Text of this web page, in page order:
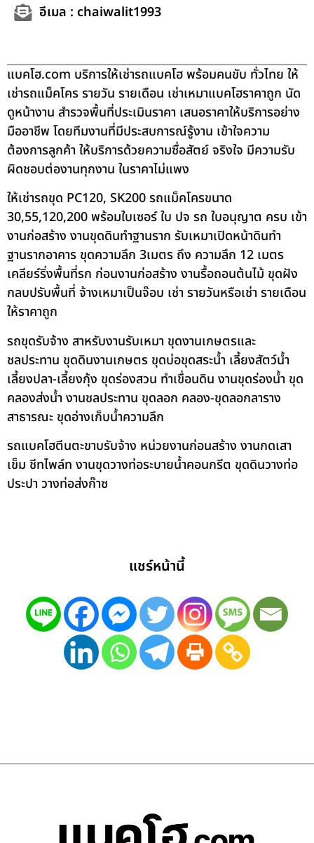
อีเมล : chaiwalit1993
แบคโฮ.com บริการให้เช่ารถแบคโฮ พร้อมคนขับ ทั่วไทย ให้
เช่ารถแม็คโคร รายวัน รายเดือน เช่าเหมาแบคโฮราคาถูก นัด
ดูหน้างาน สำรวจพื้นที่ประเมินราคา เสนอราคาให้บริการอย่าง
มืออาชีพ โดยทีมงานที่มีประสบการณ์รู้งาน เข้าใจความ
ต้องการลูกค้า ให้บริการด้วยความซื่อสัตย์ จริงใจ มีความรับ
ผิดชอบต่องานทุกงาน ในราคาไม่แพง
ให้เช่ารถขุด PC120, SK200 รถแม็คโครขนาด
30,55,120,200 พร้อมใบเซอร์ ใบ ปจ รถ ใบอนุญาต ครบ เข้า
งานก่อสร้าง งานขุดดินทำฐานราก รับเหมาเปิดหน้าดินทำ
ฐานรากอาคาร ขุดความลึก 3เมตร ถึง ความลึก 12 เมตร
เคลียร์ริ่งพื้นที่รก ก่อนงานก่อสร้าง งานรื้อถอนต้นไม้ ขุดฝัง
กลบปรับพื้นที่ จ้างเหมาเป็นจ๊อบ เช่า รายวันหรือเช่า รายเดือน
ให้ราคาถูก
รถขุดรับจ้าง สาหรับงานรับเหมา ขุดงานเกษตรและ
ชลประทาน ขุดดินงานเกษตร ขุดบ่อขุดสระน้ำ เลี้ยงสัตว์น้ำ
เลี้ยงปลา-เลี้ยงกุ้ง ขุดร่องสวน ทำเขื่อนดิน งานขุดร่องน้ำ ขุด
คลองส่งน้ำ งานชลประทาน ขุดลอก คลอง-ขุดลอกลาราง
สาธารณะ ขุดอ่างเก็บน้ำความลึก
รถแบคโฮตีนตะขาบรับจ้าง หน่วยงานก่อนสร้าง งานกดเสา
เข็ม ชีทไพล์ท งานขุดวางท่อระบายน้ำคอนกรีต ขุดดินวางท่อ
ประปา วางท่อส่งก๊าซ
แชร์หน้านี้